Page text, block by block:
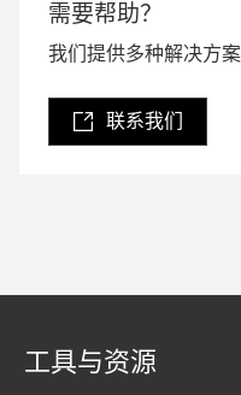
需要帮助？
我们提供多种解决方
联系我们
工具与资源